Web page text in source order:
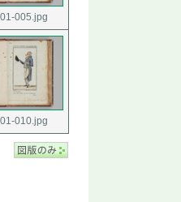
005.jpg
010.jpg